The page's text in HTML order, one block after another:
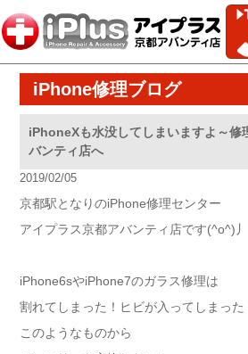
iPhone修理ブログ
iPhoneXも水没してしまいますよ～修
バンティ店へ
2019/02/05
京都駅となりのiPhone修理センター
アイプラス京都アバンティ店です(^o^)丿
iPhone6sやiPhone7のガラス修理は
割れてしまった！ヒビが入ってしまった
このようなものから